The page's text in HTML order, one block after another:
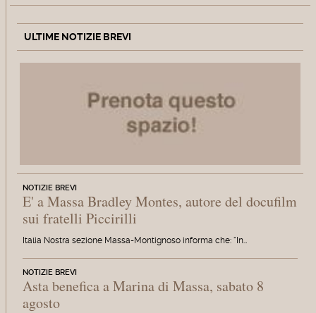
ULTIME NOTIZIE BREVI
NOTIZIE BREVI
E' a Massa Bradley Montes, autore del docufilm
sui fratelli Piccirilli
Italia Nostra sezione Massa-Montignoso informa che: "In…
NOTIZIE BREVI
Asta benefica a Marina di Massa, sabato 8
agosto